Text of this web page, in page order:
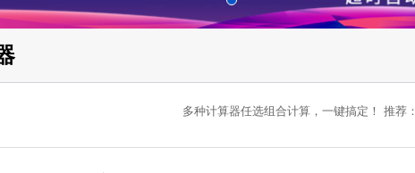
多种计算器任选组合计算，一键搞定！推荐：